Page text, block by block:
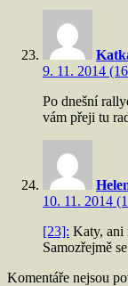
9. 11. 2014
Po dnešní
vám přeji tu
10. 11. 2014
[23]: Katy, ani
Samozřejmě
Komentáře nejsou